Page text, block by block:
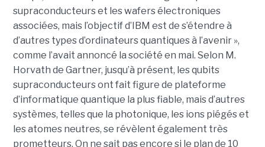
supraconducteurs et les wafers électroniques
associées, mais l’objectif d’IBM est de s’étendre à
d’autres types d’ordinateurs quantiques à l’avenir »,
comme l’avait annoncé la société en mai. Selon M.
Horvath de Gartner, jusqu’à présent, les qubits
supraconducteurs ont fait figure de plateforme
d’informatique quantique la plus fiable, mais d’autres
systèmes, telles que la photonique, les ions piégés et
les atomes neutres, se révèlent également très
prometteurs. On ne sait pas encore si le plan de 10